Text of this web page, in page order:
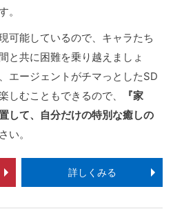
。
可能しているので、キャラたち
と共に困難を乗り越えましょ
エージェントがチマっとしたSD
しむこともできるので、
『家
して、自分だけの特別な癒しの
い。
詳しくみる